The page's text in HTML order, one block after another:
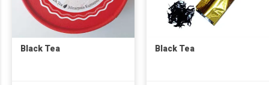
Black Tea Black Tea